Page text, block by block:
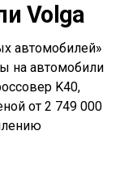
Volga
автомобилей»
на автомобили
K40,
от 2 749 000